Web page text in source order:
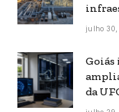
julho 30,
Goiás
da